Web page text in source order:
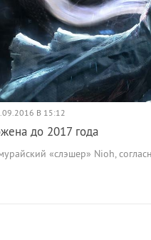
В 15:12
до 2017 года
«слэшер» Nioh,